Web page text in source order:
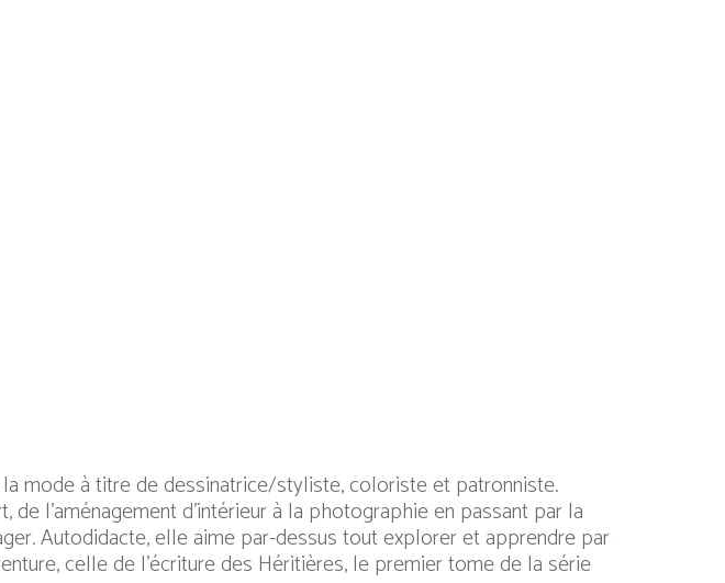
mode à titre de dessinatrice/styliste, coloriste et patronniste.
l’aménagement d’intérieur à la photographie en passant par la
Autodidacte, elle aime par-dessus tout explorer et apprendre par
celle de l’écriture des Héritières, le premier tome de la série